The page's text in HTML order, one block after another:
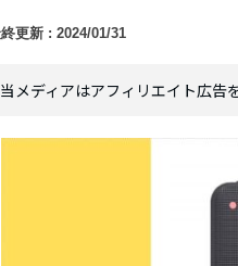
2024/01/31
当メディアはアフィリエイト広告